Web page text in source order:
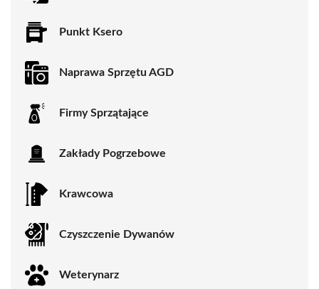
Punkt Ksero
Naprawa Sprzętu AGD
Firmy Sprzątające
Zakłady Pogrzebowe
Krawcowa
Czyszczenie Dywanów
Weterynarz